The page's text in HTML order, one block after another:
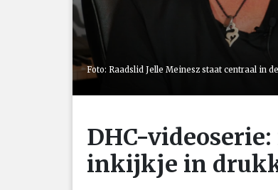
Foto: Raadslid Jelle Meinesz staat centraal in
DHC-
inkijkje in